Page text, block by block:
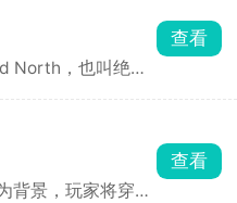
North，也叫绝境
世界，在这里，你
首领，肩负保卫家
。它构建了由50余
的广阔世界，每座
查看
背景，玩家将穿越
查看